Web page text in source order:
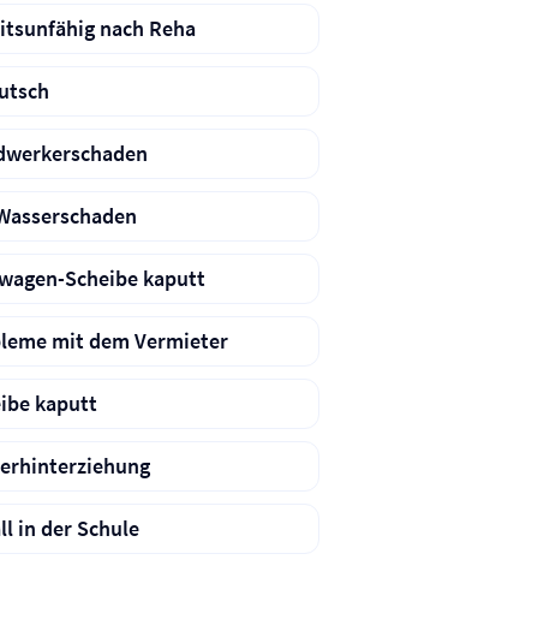
nach Reha
Scheibe kaputt
mit dem Vermieter
kaputt
in der Schule